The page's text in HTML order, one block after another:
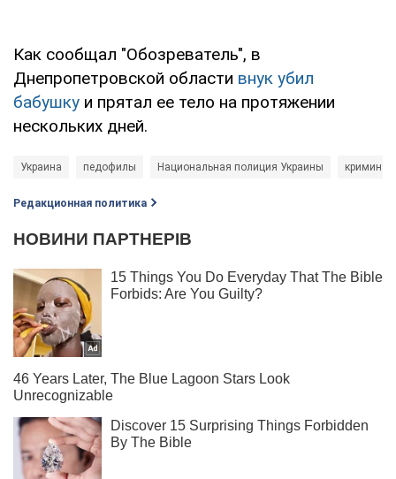
Как сообщал "Обозреватель", в
Днепропетровской области внук убил
бабушку и прятал ее тело на протяжении
нескольких дней.
Украина педофилы Национальная полиция Украины криминал
Редакционная политика